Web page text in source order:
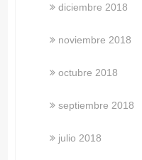
diciembre 2018
noviembre 2018
octubre 2018
septiembre 2018
julio 2018